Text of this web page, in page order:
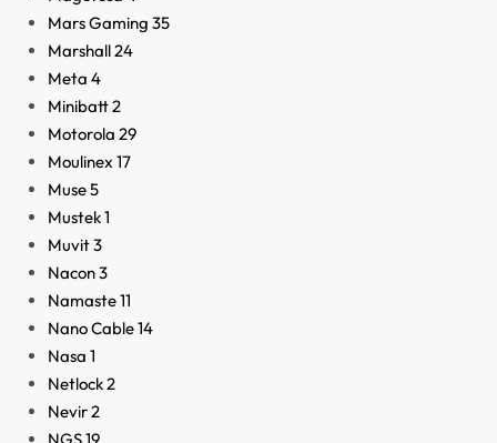
Mars Gaming 35
Marshall24
Meta 4
Minibatt2
Motorola 29
Moulinex 17
Muse5
Mustek1
Muvit3
Nacon3
Namaste11
Nano Cable14
Nasa 1
Netlock2
Nevir2
NGS19